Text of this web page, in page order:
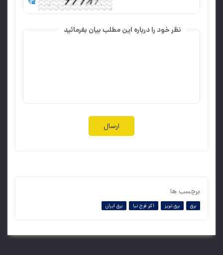
نظر خود را درباره این مطلب بیان بفرمائید
برچسب ها
برق برق تبریز اکبر فرج نیا برق ایران